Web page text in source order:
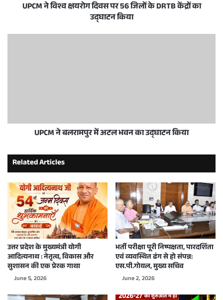
UPCM ने विश्व क्षयरोग दिवस पर 56 जिलों के DRTB केंद्रों का
उद्घाटन किया
UPCM ने बलरामपुर में अटल भवन का उद्घाटन किया
Related Articles
उत्तर प्रदेश के मुख्यमंत्री योगी
आदित्यनाथ : नेतृत्व, विकास और
सुशासन की एक प्रेरक गाथा
June 5, 2026
भर्ती परीक्षा पूरी निष्पक्षता, पारदर्शिता
एवं व्यवस्थित ढंग से हो संपन्न:
एस.पी.गोयल, मुख्य सचिव
June 2, 2026